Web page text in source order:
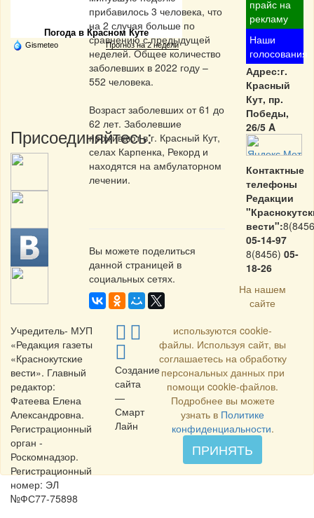
Частная реклама
Погода в Красном Куте
Gismeteo Прогноз на 2 недели
Присоединяйтесь:
прибавилось 3 человека, что
на 2 случая больше по
сравнению с предыдущей
неделей. Общее количество
заболевших в 2022 году –
552 человека.
Возраст заболевших от 61 до
62 лет. Заболевшие
проживают в г. Красный Кут,
селах Карпенка, Рекорд и
находятся на амбулаторном
лечении.
Вы можете поделиться
данной страницей в
социальных сетях.
прайс на
рекламу
Наши
голосования
Адрес:г.
Красный
Кут, пр.
Победы,
26/5 A
Контактные
телефоны
Редакции
вести":
05-14-97
8(8456) 05-
18-26
Учредитель- МУП
«Редакция газеты
«Краснокутские
вести». Главный
редактор:
Фатеева Елена
Александровна.
Регистрационный
орган -
Роскомнадзор.
Регистрационный
номер: ЭЛ
№ФС77-75898
Создание
сайта
—
Смарт
Лайн
На нашем
сайте
используются cookie-
файлы. Используя сайт, вы
соглашаетесь на обработку
персональных данных при
помощи cookie-файлов.
Подробнее вы можете
узнать в Политике
конфиденциальности.
ПРИНЯТЬ